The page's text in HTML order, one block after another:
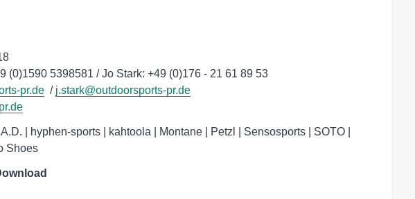
(0)1590 5398581 / Jo Stark: +49 (0)176 - 21 61 89 53
pr.de
  /
j.stark@outdoorsports-pr.de
| hyphen-sports | kahtoola | Montane | Petzl | Sensosports | SOTO |
Shoes